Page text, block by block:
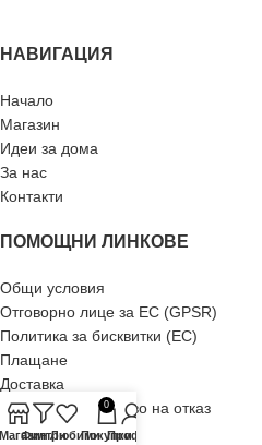
НАВИГАЦИЯ
Начало
Магазин
Идеи за дома
За нас
Контакти
ПОМОЩНИ ЛИНКОВЕ
Общи условия
Отговорно лице за ЕС (GPSR)
Политика за бисквитки (ЕС)
Плащане
Доставка
Рекламация и право на отказ
Връщане
ФилтриЛюбими
0
Покупки
Профил